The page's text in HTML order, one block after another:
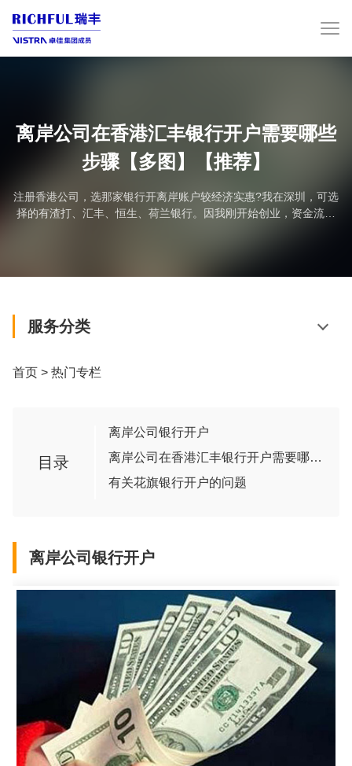
离岸公司在香港汇丰银行开户需要哪些
步骤【多图】【推荐】
注册香港公司，选那家银行开离岸账户较经济实惠?我在深圳，可选
择的有渣打、汇丰、恒生、荷兰银行。因我刚开始创业，资金流量
资金调拨。回复：1、你在香港注册公司，肯定需要在香港开一个账
服务分类
首页 > 热门专栏
目录
离岸公司银行开户
离岸公司在香港汇丰银行开户需要哪些步骤
有关花旗银行开户的问题
离岸公司银行开户